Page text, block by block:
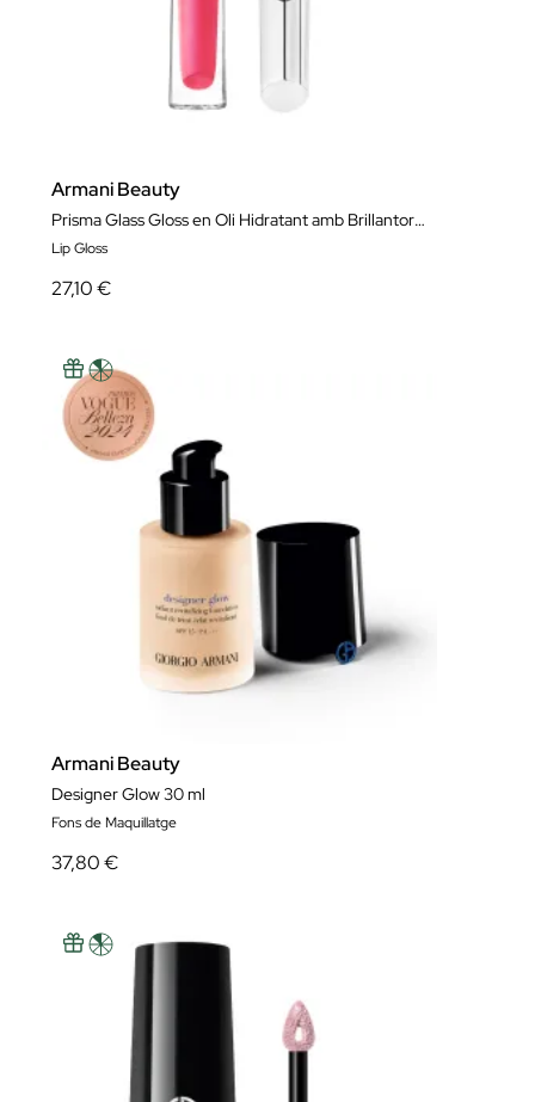
Armani Beauty
Prisma Glass Gloss en Oli Hidratant amb Brillantor Efecte Mirall
Lip Gloss
27,10 €
Armani Beauty
Designer Glow 30 ml
Fons de Maquillatge
37,80 €